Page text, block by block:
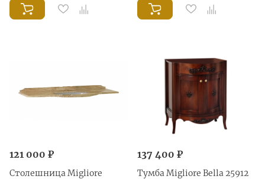
121 000 ₽
Столешница Migliore
137 400 ₽
Тумба Migliore Bella 25912